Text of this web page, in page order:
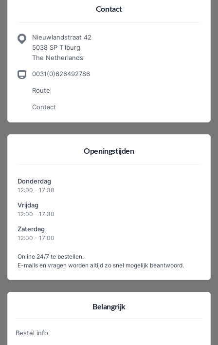
Contact
Nieuwlandstraat 42
5038 SP Tilburg
The Netherlands
0031(0)626492786
Route
Contact
Openingstijden
Donderdag
12:00 - 17:30
Vrijdag
12:00 - 17:30
Zaterdag
12:00 - 17:00
Online 24/7 te bestellen.
E-mails en vragen worden altijd zo snel mogelijk beantwoord.
Belangrijk
Bestel info